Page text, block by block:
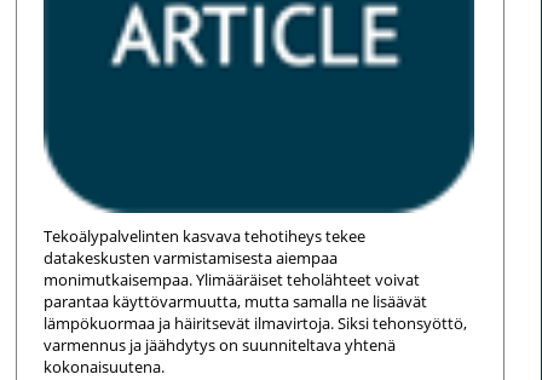
Tekoälypalvelinten kasvava tehotiheys tekee
datakeskusten varmistamisesta aiempaa
monimutkaisempaa. Ylimääräiset teholähteet voivat
parantaa käyttövarmuutta, mutta samalla ne lisäävät
lämpökuormaa ja häiritsevät ilmavirtoja. Siksi tehonsyöttö,
varmennus ja jäähdytys on suunniteltava yhtenä
kokonaisuutena.